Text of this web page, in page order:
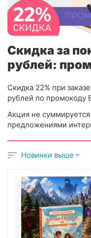
Скидка за
рублей:
Скидка 22% при
рублей по
Акция не
предложениями
Новинки выше